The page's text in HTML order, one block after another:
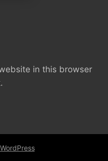
in this browser